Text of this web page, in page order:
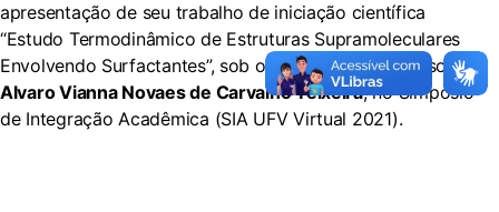
apresentação de seu trabalho de iniciação científica
“Estudo Termodinâmico de Estruturas Supramoleculares
Envolvendo Surfactantes”, sob orientação do professor
Alvaro Vianna Novaes de Carvalho Teixeira, no Simpósio
de Integração Acadêmica (SIA UFV Virtual 2021).